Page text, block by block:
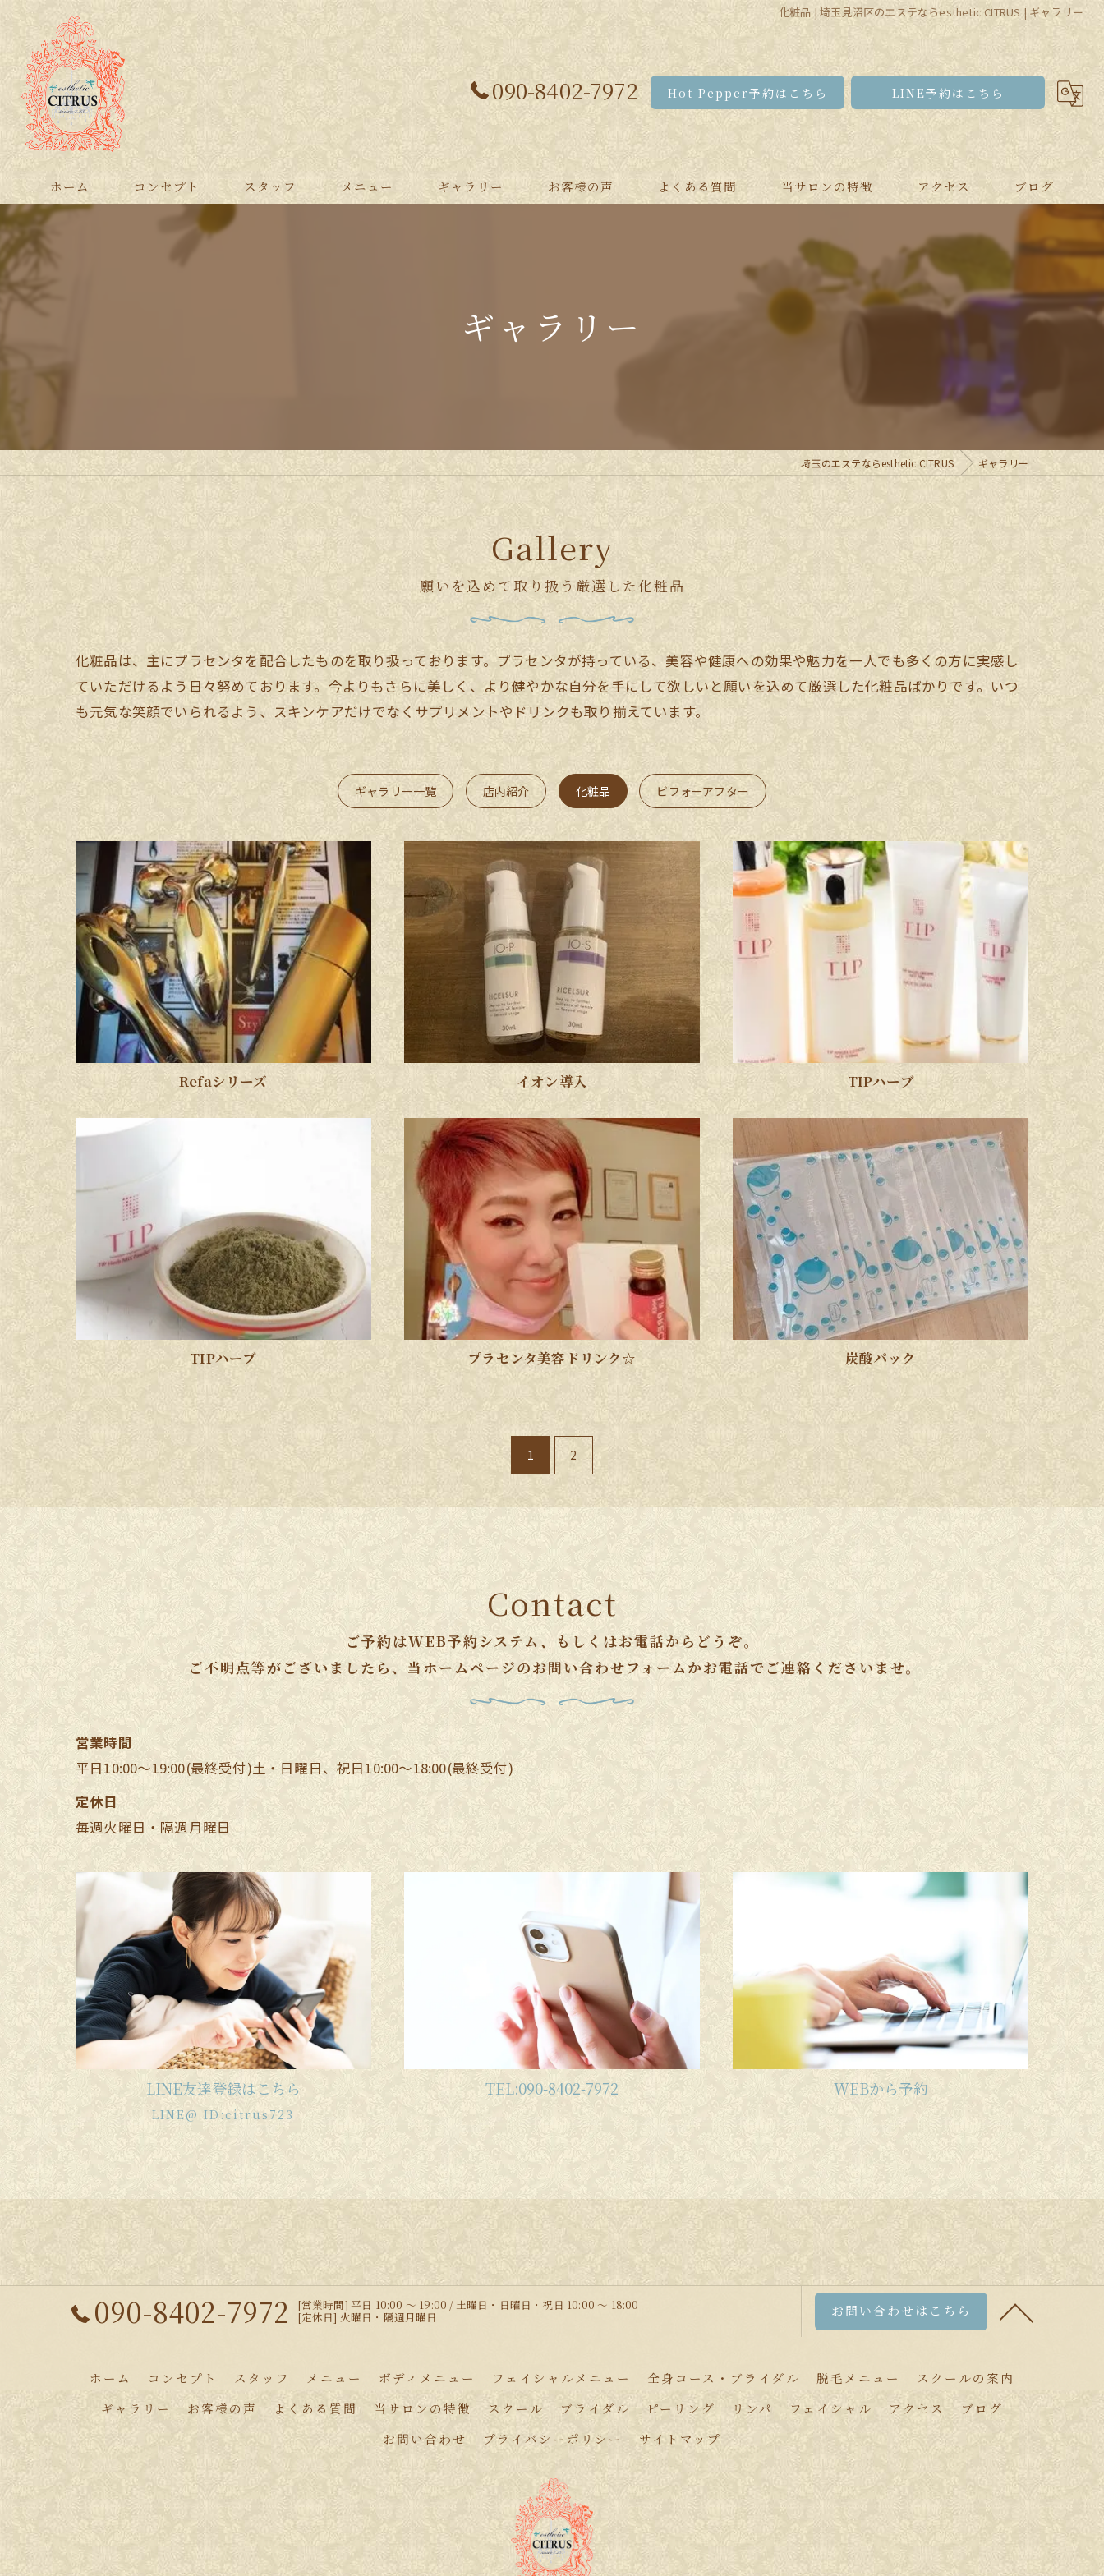
化粧品 | 埼玉見沼区のエステならesthetic CITRUS | ギャラリー
090-8402-7972 Hot Pepper予約はこちら LINE予約はこちら
ホーム コンセプト スタッフ メニュー ギャラリー お客様の声 よくある質問 当サロンの特徴
スクール
ブライダル
アクセス ブログ
ギャラリー
埼玉のエステならesthetic CITRUS ギャラリー
Gallery
願いを込めて取り扱う厳選した化粧品
化粧品は、主にプラセンタを配合したものを取り扱っております。プラセンタが持っている、美容や健康への効果や魅力を一人でも多くの方に実感し
ていただけるよう日々努めております。今よりもさらに美しく、より健やかな自分を手にして欲しいと願いを込めて厳選した化粧品ばかりです。いつ
も元気な笑顔でいられるよう、スキンケアだけでなくサプリメントやドリンクも取り揃えています。
ギャラリー一覧 店内紹介 化粧品 ビフォーアフター
Refaシリーズ イオン導入 TIPハーブ
TIPハーブ プラセンタ美容ドリンク☆ 炭酸パック
1 2
ご予約はWEB予約システム、もしくはお電話からどうぞ。
ご不明点等がございましたら、当ホームページのお問い合わせフォームかお電話でご連絡くださいませ。
Contact
営業時間
平日10:00～19:00(最終受付)土・日曜日、祝日10:00～18:00(最終受付)
定休日
毎週火曜日・隔週月曜日
LINE友達登録はこちら
LINE@ ID:citrus723
TEL:090-8402-7972 WEBから予約
090-8402-7972
[営業時間] 平日 10:00 〜 19:00 / 土曜日・日曜日・祝日 10:00 ～ 18:00
[定休日] 火曜日・隔週月曜日
お問い合わせはこちら
ホーム コンセプト スタッフ メニュー ボディメニュー フェイシャルメニュー 全身コース・ブライダル 脱毛メニュー
スクールの案内
ギャラリー
お客様の声 よくある質問 当サロンの特徴 スクール ブライダル ピーリング リンパ フェイシャル アクセス
ブログ
お問い合わせ
プライバシーポリシー サイトマップ